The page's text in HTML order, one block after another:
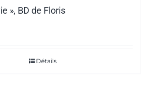
», BD de Floris
Détails